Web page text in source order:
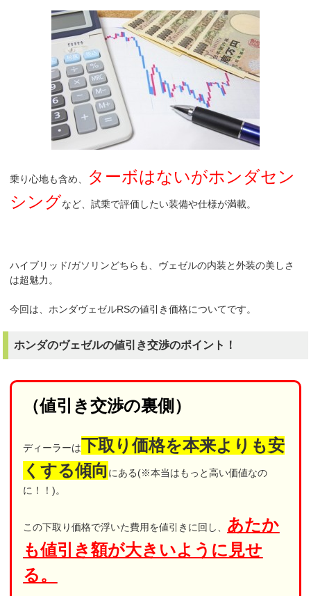
乗り心地も含め、
ターボはないがホンダセン
シングなど、試乗で評価したい装備や仕様が満載。
ハイブリッド/ガソリンどちらも、ヴェゼルの内装と外装の美しさ
は超魅力。
今回は、ホンダヴェゼルRSの値引き価格についてです。
ホンダのヴェゼルの値引き交渉のポイント！
（値引き交渉の裏側）
ディーラーは下取り価格を本来よりも安
くする傾向 にある(※本当はもっと高い価値なの
に！！)。
この下取り価格で浮いた費用を値引きに回し、 あたか
も値引き額が大きいように見せ
る。